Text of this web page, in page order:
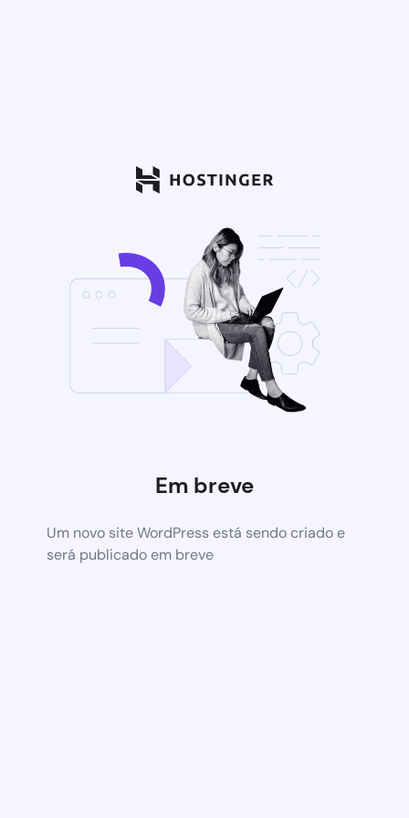
Em breve
Um novo site WordPress está sendo criado e
será publicado em breve